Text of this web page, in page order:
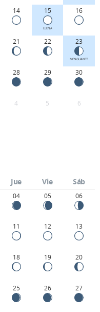
14 15
LLENA
16
21 22 23
MENGUANTE
28 29 30
4 5 6
Jue Vie Sáb
04 05 06
11 12 13
18 19 20
25 26 27